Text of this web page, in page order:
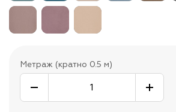
Метраж (кратно 0.5 м)